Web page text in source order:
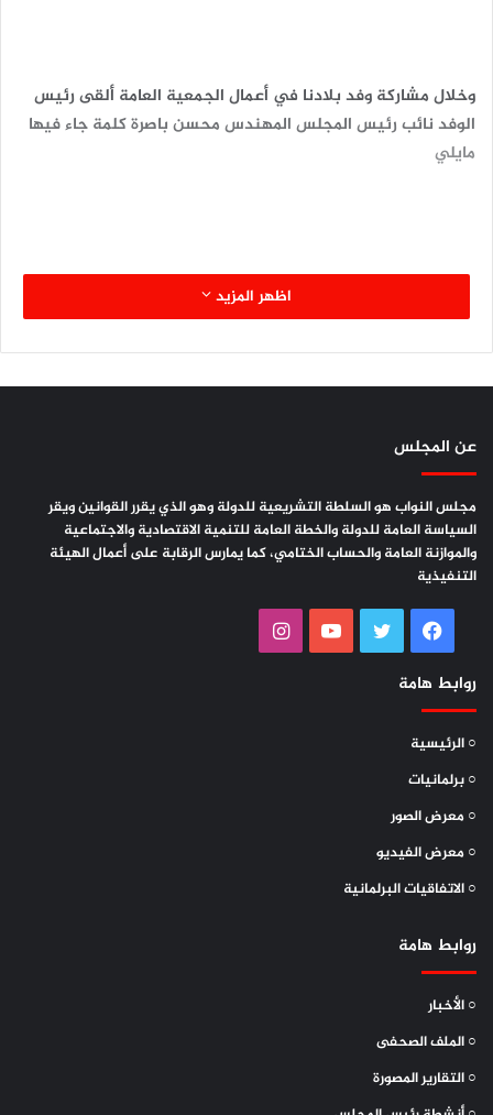
وخلال مشاركة وفد بلادنا في أعمال الجمعية العامة ألقى رئيس
الوفد نائب رئيس المجلس المهندس محسن باصرة كلمة جاء فيها
مايلي
السيدة كارولينا سير كويرا رئيسة الجمعية الوطنية لجمهورية
انغولا.
السيد مارتن تشونغونغ أمين عام اتحاد البرلمان الدولي.
الحاضرون جميعا…
أسعدتم بالخير صباحاً…
في البداية يعبر وفد مجلس النواب اليمني عن الشكر والتقدير
الاستقبال، وعلى التسريع النهضوي التي تنتهجها جمهورية انغولا
في المجالات المختلفة، ونحب ان نقدم الشكر والتقدير والعرفان
الغاشم الصهيوني المحتل للارض الفلسطينية.
اظهر المزيد
عن المجلس
مجلس النواب هو السلطة التشريعية للدولة وهو الذي يقرر القوانين ويقر
السياسة العامة للدولة والخطة العامة للتنمية الاقتصادية والاجتماعية
والموازنة العامة والحساب الختامي، كما يمارس الرقابة على أعمال الهيئة
التنفيذية
فيسبوك تويتر يوتيوب
روابط هامة
○ الرئيسية
○ برلمانيات
○ معرض الصور
○ معرض الفيديو
○ الاتفاقيات البرلمانية
روابط هامة
○ الأخبار
○ الملف الصحفى
○ التقارير المصورة